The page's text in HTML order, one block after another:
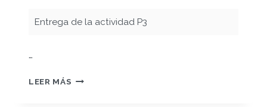
Entrega de la actividad P3
…
LEER MÁS GENERO